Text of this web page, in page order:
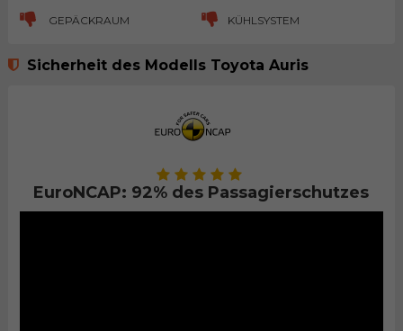
GEPÄCKRAUM KÜHLSYSTEM
Sicherheit des Modells Toyota Auris
EuroNCAP: 92% des Passagierschutzes